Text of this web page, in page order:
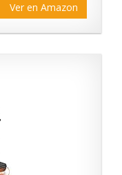
Ver en Amazon